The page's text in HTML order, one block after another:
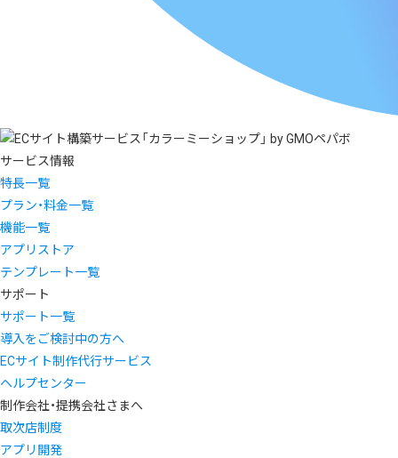
サービス情報
特長一覧
プラン・料金一覧
機能一覧
アプリストア
テンプレート一覧
サポート
サポート一覧
導入をご検討中の方へ
ECサイト制作代行サービス
ヘルプセンター
制作会社・提携会社さまへ
取次店制度
アプリ開発